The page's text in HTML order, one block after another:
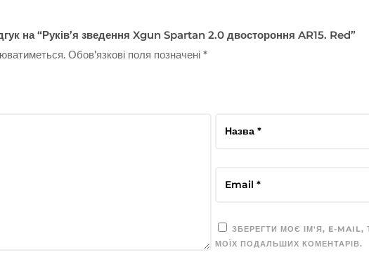
на “Руків’я зведення Xgun Spartan 2.0 двостороння AR15. Red”
Обов’язкові поля позначені*
ЗБЕРЕГТИ МОЄ ІМ'Я, E-
МОЇХ ПОДАЛЬШИХ КОМЕНТАРІВ.